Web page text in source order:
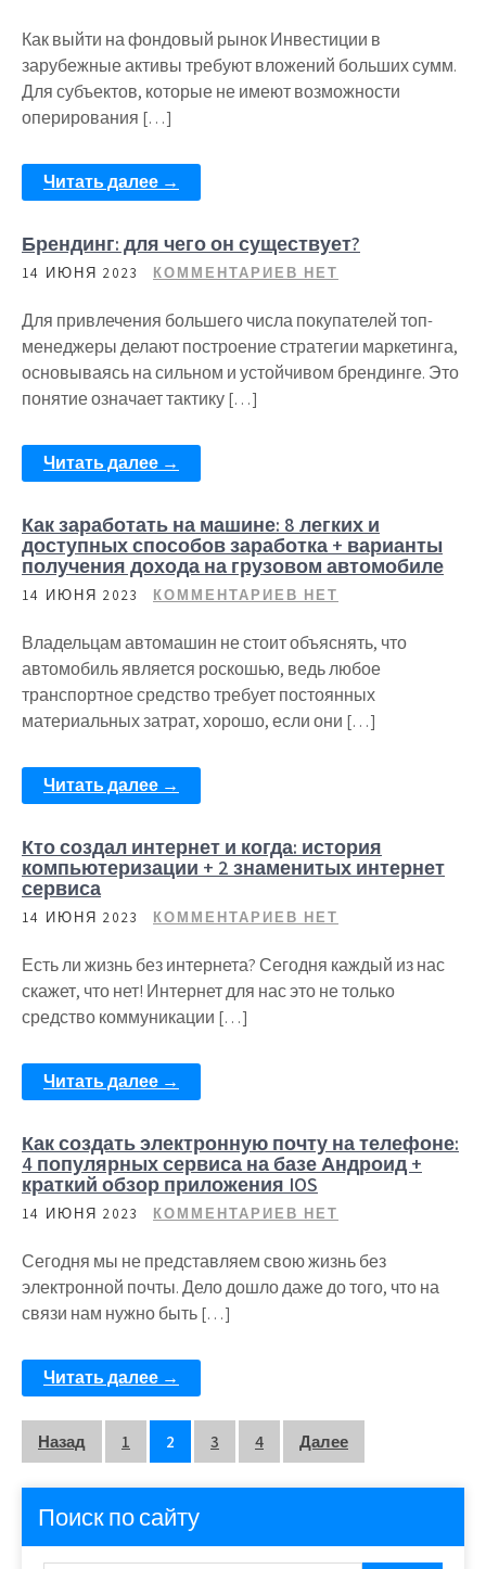
Как выйти на фондовый рынок Инвестиции в
зарубежные активы требуют вложений больших сумм.
Для субъектов, которые не имеют возможности
оперирования […]
Читать далее →
Брендинг: для чего он существует?
14 ИЮНЯ 2023 КОММЕНТАРИЕВ НЕТ
Для привлечения большего числа покупателей топ-
менеджеры делают построение стратегии маркетинга,
основываясь на сильном и устойчивом брендинге. Это
понятие означает тактику […]
Читать далее →
Как заработать на машине: 8 легких и
доступных способов заработка + варианты
получения дохода на грузовом автомобиле
14 ИЮНЯ 2023 КОММЕНТАРИЕВ НЕТ
Владельцам автомашин не стоит объяснять, что
автомобиль является роскошью, ведь любое
транспортное средство требует постоянных
материальных затрат, хорошо, если они […]
Читать далее →
Кто создал интернет и когда: история
компьютеризации + 2 знаменитых интернет
сервиса
14 ИЮНЯ 2023 КОММЕНТАРИЕВ НЕТ
Есть ли жизнь без интернета? Сегодня каждый из нас
скажет, что нет! Интернет для нас это не только
средство коммуникации […]
Читать далее →
Как создать электронную почту на телефоне:
4 популярных сервиса на базе Андроид +
краткий обзор приложения IOS
14 ИЮНЯ 2023 КОММЕНТАРИЕВ НЕТ
Сегодня мы не представляем свою жизнь без
электронной почты. Дело дошло даже до того, что на
связи нам нужно быть […]
Читать далее →
Пагинация
записей
Назад 1 2 3 4 Далее
Поиск по сайту